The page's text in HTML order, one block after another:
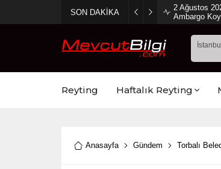
SON DAKİKA
2 Ağustos
Ambargo
Reyting Haftalık Reyting
Anasayfa Gündem Torbalı